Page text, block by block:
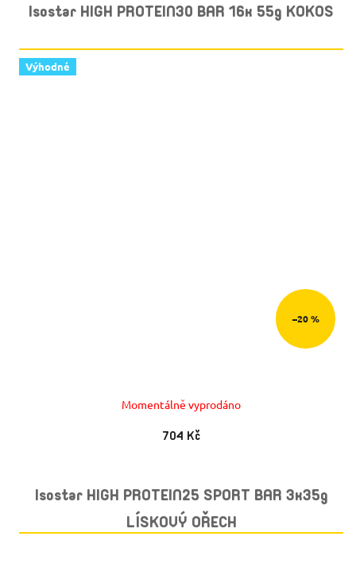
Isostar HIGH PROTEIN30 BAR 16x 55g KOKOS
Výhodné
–20 %
Momentálně vyprodáno
704 Kč
Isostar HIGH PROTEIN25 SPORT BAR 3x35g
LÍSKOVÝ OŘECH